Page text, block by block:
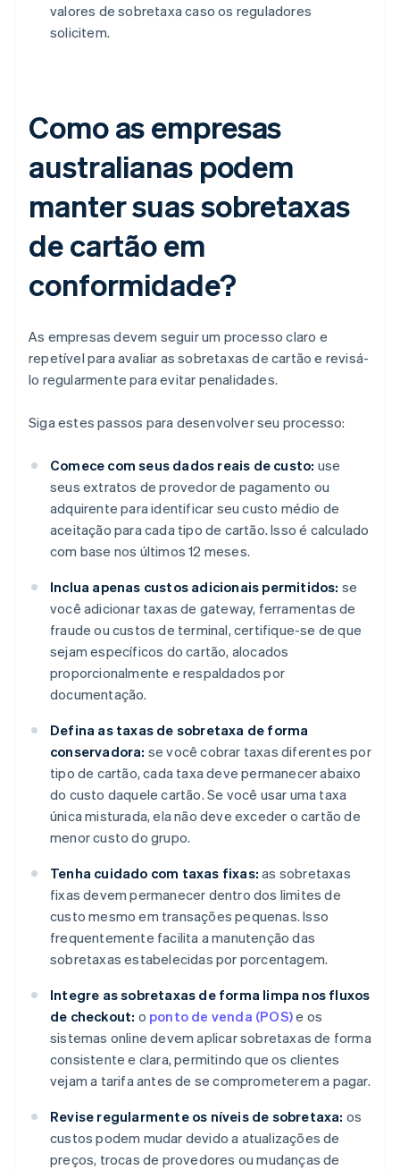
valores de sobretaxa caso os reguladores
solicitem.
Como as empresas
australianas podem
manter suas sobretaxas
de cartão em
conformidade?
As empresas devem seguir um processo claro e
repetível para avaliar as sobretaxas de cartão e revisá-
lo regularmente para evitar penalidades.
Siga estes passos para desenvolver seu processo:
Comece com seus dados reais de custo: use
seus extratos de provedor de pagamento ou
adquirente para identificar seu custo médio de
aceitação para cada tipo de cartão. Isso é calculado
com base nos últimos 12 meses.
Inclua apenas custos adicionais permitidos: se
você adicionar taxas de gateway, ferramentas de
fraude ou custos de terminal, certifique-se de que
sejam específicos do cartão, alocados
proporcionalmente e respaldados por
documentação.
Defina as taxas de sobretaxa de forma
conservadora: se você cobrar taxas diferentes por
tipo de cartão, cada taxa deve permanecer abaixo
do custo daquele cartão. Se você usar uma taxa
única misturada, ela não deve exceder o cartão de
menor custo do grupo.
Tenha cuidado com taxas fixas: as sobretaxas
fixas devem permanecer dentro dos limites de
custo mesmo em transações pequenas. Isso
frequentemente facilita a manutenção das
sobretaxas estabelecidas por porcentagem.
Integre as sobretaxas de forma limpa nos fluxos
de checkout: o ponto de venda (POS)e os
sistemas online devem aplicar sobretaxas de forma
consistente e clara, permitindo que os clientes
vejam a tarifa antes de se comprometerem a pagar.
Revise regularmente os níveis de sobretaxa: os
custos podem mudar devido a atualizações de
preços, trocas de provedores ou mudanças de